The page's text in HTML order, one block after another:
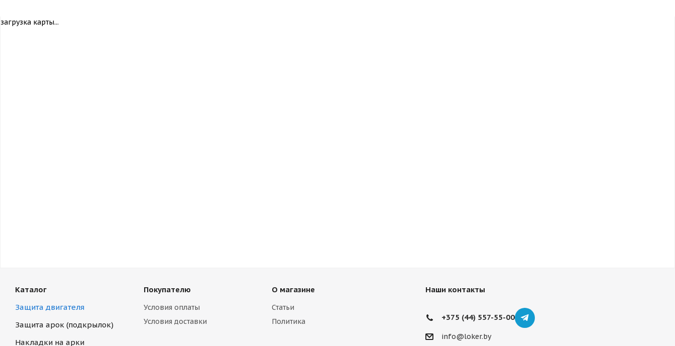
загрузка карты...
Каталог
Защита двигателя
Защита арок (подкрылок)
Накладки на арки
Покупателю
Условия оплаты
Условия доставки
О магазине
Статьи
Политика
Наши контакты
+375 (44) 557-55-00
info@loker.by